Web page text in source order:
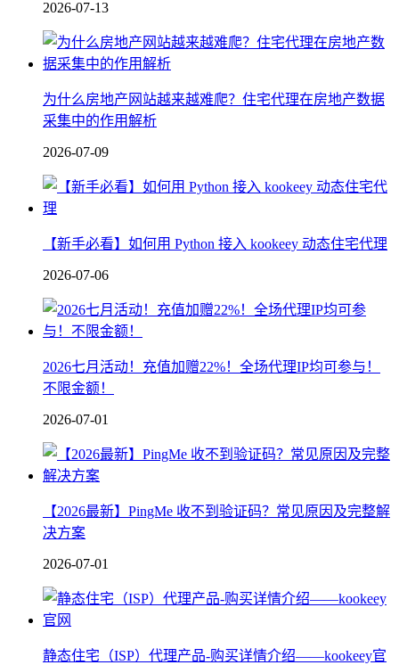
2026-07-13
为什么房地产网站越来越难爬？住宅代理在房地产数据
采集中的作用解析
2026-07-09
【新手必看】如何用 Python 接入 kookeey 动态住宅代理
2026-07-06
2026七月活动！充值加赠22%！全场代理IP均可参与！
不限金额！
2026-07-01
【2026最新】PingMe 收不到验证码？常见原因及完整解
决方案
2026-07-01
静态住宅（ISP）代理产品-购买详情介绍——kookeey官